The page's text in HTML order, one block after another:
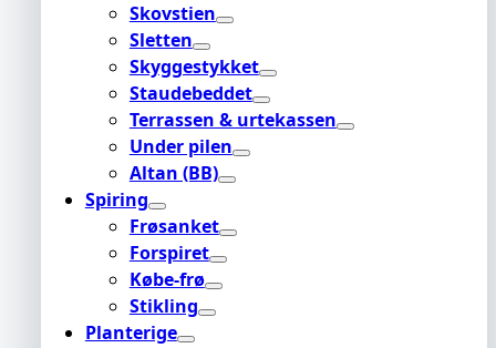
Skovstien
Sletten
Skyggestykket
Staudebeddet
Terrassen & urtekassen
Under pilen
Altan (BB)
Spiring
Frøsanket
Forspiret
Købe-frø
Stikling
Planterige